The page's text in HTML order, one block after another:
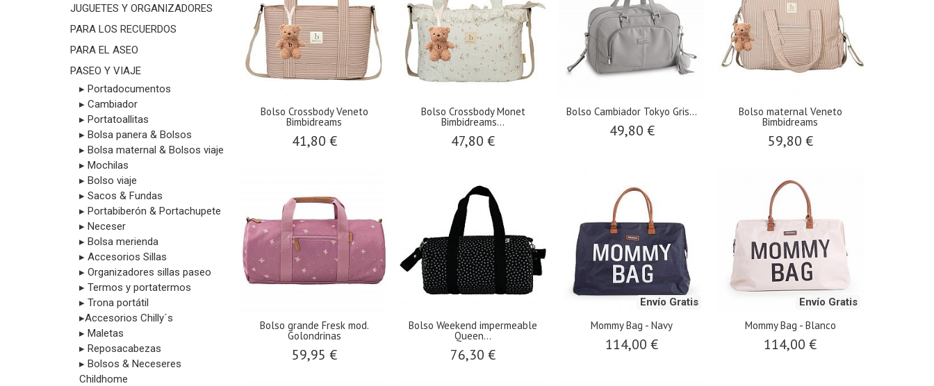
JUGUETES Y ORGANIZADORES
PARA LOS RECUERDOS
PARA EL ASEO
PASEO Y VIAJE
▸ Portadocumentos
▸ Cambiador
▸ Portatoallitas
▸ Bolsa panera & Bolsos
▸ Bolsa maternal & Bolsos viaje
▸ Mochilas
▸ Bolso viaje
▸ Sacos & Fundas
▸ Portabiberón & Portachupete
▸ Neceser
▸ Bolsa merienda
▸ Accesorios Sillas
▸ Organizadores sillas paseo
▸ Termos y portatermos
▸ Trona portátil
▸Accesorios Chilly´s
▸ Maletas
▸ Reposacabezas
▸ Bolsos & Neceseres
Childhome
​Bolso Crossbody Veneto
Bimbidreams
41,80 €
​Bolso Crossbody Monet
Bimbidreams...
47,80 €
Bolso Cambiador Tokyo Gris...
49,80 €
​Bolso maternal Veneto
Bimbidreams
59,80 €
Bolso grande Fresk mod.
Golondrinas
59,95 €
Bolso Weekend impermeable
Queen...
76,30 €
Envío Gratis
Mommy Bag - Navy
114,00 €
Envío Gratis
Mommy Bag - Blanco
114,00 €